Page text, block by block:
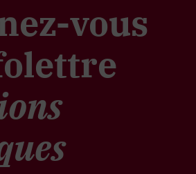
vous